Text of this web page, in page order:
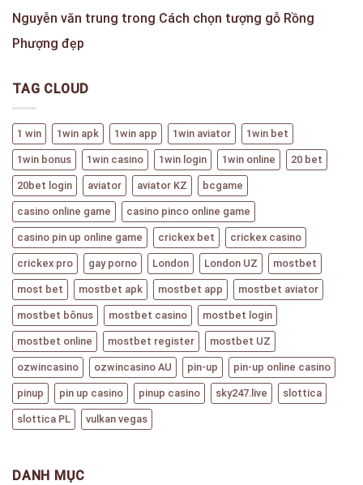
Nguyễn văn trung trong Cách chọn tượng gỗ Rồng
Phượng đẹp
TAG CLOUD
1 win 1win apk 1win app 1win aviator 1win bet
1win bonus 1win casino 1win login 1win online 20 bet
20bet login aviator aviator KZ bcgame
casino online game casino pinco online game
casino pin up online game crickex bet crickex casino
crickex pro gay porno London London UZ mostbet
most bet mostbet apk mostbet app mostbet aviator
mostbet bônus mostbet casino mostbet login
mostbet online mostbet register mostbet UZ
ozwincasino ozwincasino AU pin-up pin-up online casino
pinup pin up casino pinup casino sky247.live slottica
slottica PL vulkan vegas
DANH MỤC